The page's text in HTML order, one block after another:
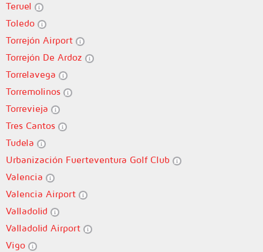
Teruel
Toledo
Torrejón Airport
Torrejón De Ardoz
Torrelavega
Torremolinos
Torrevieja
Tres Cantos
Tudela
Urbanización Fuerteventura Golf Club
Valencia
Valencia Airport
Valladolid
Valladolid Airport
Vigo